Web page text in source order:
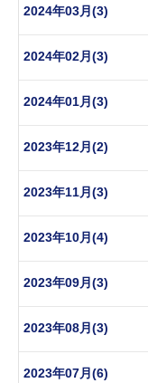
2024年03月(3)
2024年02月(3)
2024年01月(3)
2023年12月(2)
2023年11月(3)
2023年10月(4)
2023年09月(3)
2023年08月(3)
2023年07月(6)